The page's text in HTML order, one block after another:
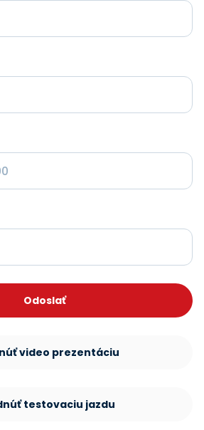
Odoslať
video prezentáciu
testovaciu jazdu